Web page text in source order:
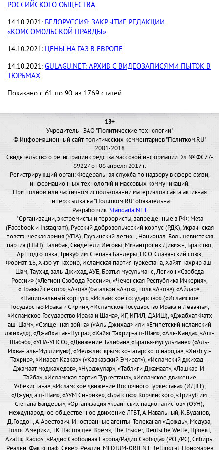
РОССИЙСКОГО ОБЩЕСТВА
14.10.2021: БЕЛОРУССИЯ: ЗАКРЫТИЕ РЕДАКЦИИ
«КОМСОМОЛЬСКОЙ ПРАВДЫ»
14.10.2021: ЦЕНЫ НА ГАЗ В ЕВРОПЕ
14.10.2021: GULAGU.NET: АРХИВ С ВИДЕОЗАПИСЯМИ ПЫТОК В
ТЮРЬМАХ
Показано с 61 по 90 из 1769 статей
18+
Учредитель - ЗАО "Политические технологии"
© Информационный сайт политических комментариев "Политком.RU"
2001-2018
Свидетельство о регистрации средства массовой информации Эл № ФС77-
69227 от 06 апреля 2017 г.
Регистрирующий орган: Федеральная служба по надзору в сфере связи,
информационных технологий и массовых коммуникаций.
При полном или частичном использовании материалов сайта активная
гиперссылка на "Политком.RU" обязательна
Разработчик:Standarta.NET
*Организации, экстремисты и террористы, запрещенные в РФ: Meta
(Facebook и Instagram), Русский добровольческий корпус (РДК), Украинская
повстанческая армия (УПА), Грузинский легион, Национал-Большевистская
партия (НБП), Талибан, Свидетели Иеговы, Мизантропик Дивижн, Братство,
Артподготовка, Тризуб им. Степана Бандеры, НСО, Славянский союз,
Формат-18, Хизб ут-Тахрир, Исламская партия Туркестана, Хайят Тахрир аш-
Шам, Таухид валь-Джихад, АУЕ, Братья мусульмане, Легион «Свобода
России» («Легион Свобода России»), «Чеченская Республика Ичкерия»,
«Правый сектор», «Азов» (батальон «Азов», полк «Азов»), «Айдар»,
«Национальный корпус», «Исламское государство» («Исламское
Государство Ирака и Сирии», «Исламское Государство Ирака и Леванта»,
«Исламское Государство Ирака и Шама», ИГ, ИГИЛ, ДАИШ), «Джабхат Фатх
аш-Шам», «Священная война» («Аль-Джихад» или «Египетский исламский
джихад»), «Джабхат ан-Нусра», «Хайят Тахрир-аш-Шам», «Аль-Каида», «Аш-
Шабаб», «УНА-УНСО», «Движение Талибан», «Братья-мусульмане» («Аль-
Ихван аль-Муслимун»), «Меджлис крымско-татарского народа», «Хизб ут-
Тахрир», «Имарат Кавказ» («Кавказский Эмират»), «Исламский джихад –
Джамаат моджахедов», «Нурджулар», «Таблиги Джамаат», «Лашкар-И-
Тайба», «Исламская партия Туркестана», «Исламское движение
Узбекистана», «Исламское движение Восточного Туркестана» (ИДВТ),
«Джунд аш-Шам», «АУМ Синрике», «Братство» Корчинского, «Тризуб им.
Степана Бандеры», «Организация украинских националистов» (ОУН),
международное общественное движение ЛГБТ, А.Навальный, К.Буданов,
Д.Гордон, А.Арестович. Иностранные агенты: Телеканал «Дождь», Медуза,
Голос Америки, ТК Настоящее Время, The Insider, Deutsche Welle, Проект,
Azatliq Radiosi, «Радио Свободная Европа/Радио Свобода» (PCE/PC), Сибирь.
Реалии, Фактограф, Север. Реалии, MEDIUM-ORIENT, Bellingcat, Пономарев